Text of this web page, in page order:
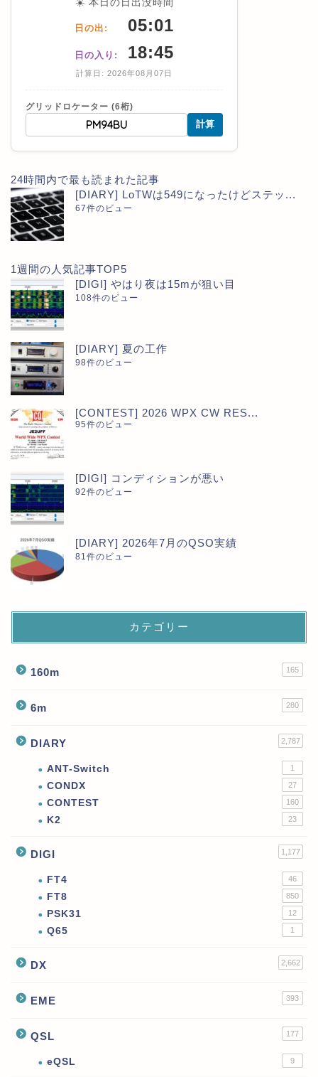
日の出: 05:01
日の入り: 18:45
計算日: 2026年08月07日
グリッドロケーター (6桁)
計算
24時間内で最も読まれた記事
[DIARY] LoTWは549になったけどステッ...
67件のビュー
1週間の人気記事TOP5
[DIGI] やはり夜は15mが狙い目
108件のビュー
[DIARY] 夏の工作
98件のビュー
[CONTEST] 2026 WPX CW RES...
95件のビュー
[DIGI] コンディションが悪い
92件のビュー
[DIARY] 2026年7月のQSO実績
81件のビュー
カテゴリー
160m 165
6m 280
DIARY 2,787
ANT-Switch 1
CONDX 27
CONTEST 160
K2 23
DIGI 1,177
FT4 46
FT8 850
PSK31 12
Q65 1
DX 2,662
EME 393
QSL 177
eQSL 9